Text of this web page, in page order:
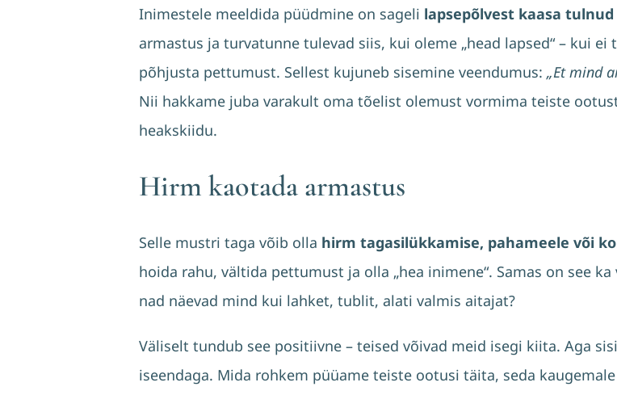
Inimestele meeldida püüdmine on sageli lapsepõlvest kaasa
armastus ja turvatunne tulevad siis, kui oleme „head lapsed“ – kui
põhjusta pettumust. Sellest kujuneb sisemine veendumus: „Et mind
Nii hakkame juba varakult oma tõelist olemust vormima teiste
heakskiidu.
Hirm kaotada armastus
Selle mustri taga võib olla hirm tagasilükkamise, pahameele või
hoida rahu, vältida pettumust ja olla „hea inimene“. Samas on see
nad näevad mind kui lahket, tublit, alati valmis aitajat?
Väliselt tundub see positiivne – teised võivad meid isegi kiita. Aga
iseendaga. Mida rohkem püüame teiste ootusi täita, seda